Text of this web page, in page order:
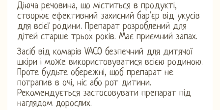
Діюча речовина, що міститься в продукті,
створює ефективний захисний бар'єр від укусів
для всієї родини. Препарат розроблений для
дітей старше трьох років. Має приємний запах.
Засіб від комарів VACO безпечний для дитячої
шкіри і може використовуватися всією родиною.
Проте будьте обережні, щоб препарат не
потрапив в очі, ніс або рот дитини.
Рекомендується застосовувати препарат під
наглядом дорослих.